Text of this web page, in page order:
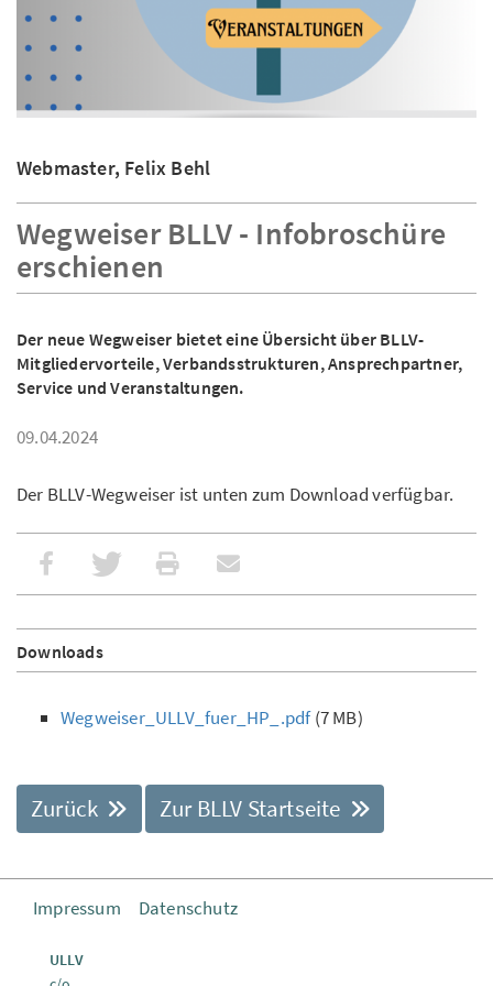
Webmaster, Felix Behl
Wegweiser BLLV - Infobroschüre
erschienen
Der neue Wegweiser bietet eine Übersicht über BLLV-
Mitgliedervorteile, Verbandsstrukturen, Ansprechpartner,
Service und Veranstaltungen.
09.04.2024
Der BLLV-Wegweiser ist unten zum Download verfügbar.
Downloads
Wegweiser_ULLV_fuer_HP_.pdf(7 MB)
Zurück Zur BLLV Startseite
Impressum Datenschutz
ULLV